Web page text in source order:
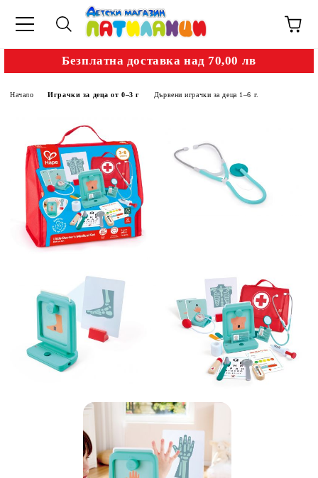
Безплатна доставка над 70,00 лв
Начало Играчки за деца от 0–3 г Дървени играчки за деца 1–6 г.